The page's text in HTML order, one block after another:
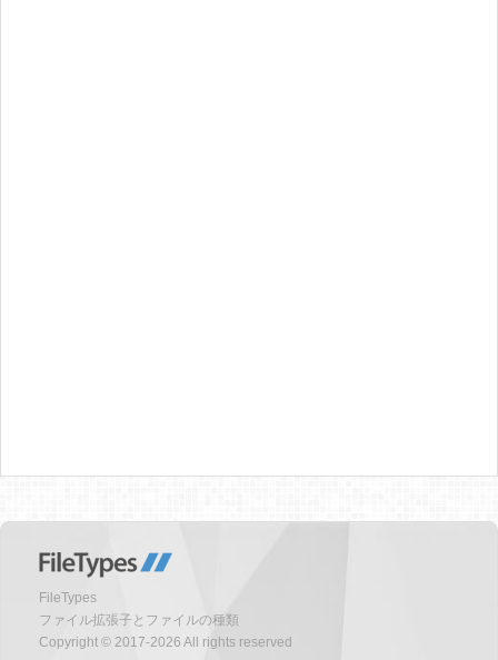
FileTypes
ファイル拡張子とファイルの種類
Copyright © 2017-2026 All rights reserved